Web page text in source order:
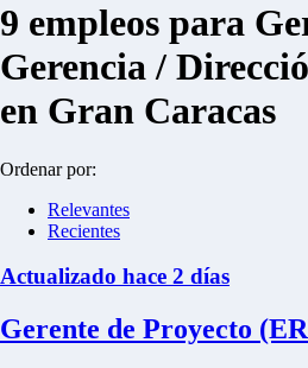
9 empleos para
Gerencia /
en Gran Caracas
Ordenar por:
Relevantes
Recientes
Actualizado hace 2 días
Gerente de Proyecto